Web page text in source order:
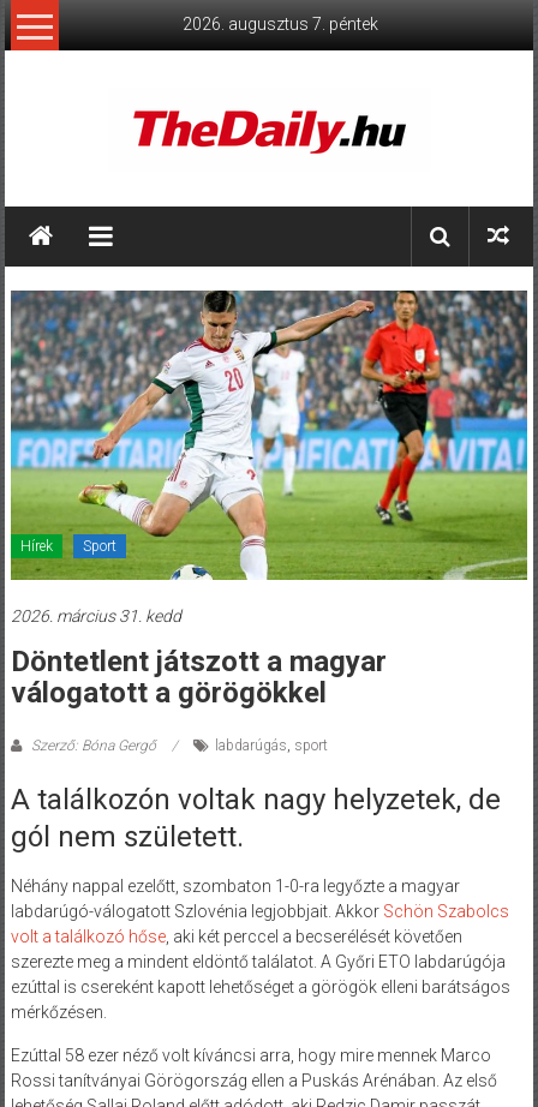
Skip
to
2026. augusztus 7. péntek
TheDaily.hu
eseményei,
érthetően.
Hírek Sport
2026. március 31. kedd
Döntetlent játszott a magyar
válogatott a görögökkel
Szerző: Bóna Gergő labdarúgás sport
A találkozón voltak nagy helyzetek, de
gól nem született.
Néhány nappal ezelőtt, szombaton 1-0-ra legyőzte a magyar
labdarúgó-válogatott Szlovénia legjobbjait. Akkor Schön Szabolcs
volt a találkozó hőse, aki két perccel a becserélését követően
szerezte meg a mindent eldöntő találatot. A Győri ETO labdarúgója
ezúttal is csereként kapott lehetőséget a görögök elleni barátságos
mérkőzésen.
Ezúttal 58 ezer néző volt kíváncsi arra, hogy mire mennek Marco
Rossi tanítványai Görögország ellen a Puskás Arénában. Az első